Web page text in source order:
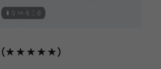
（★★★★★）